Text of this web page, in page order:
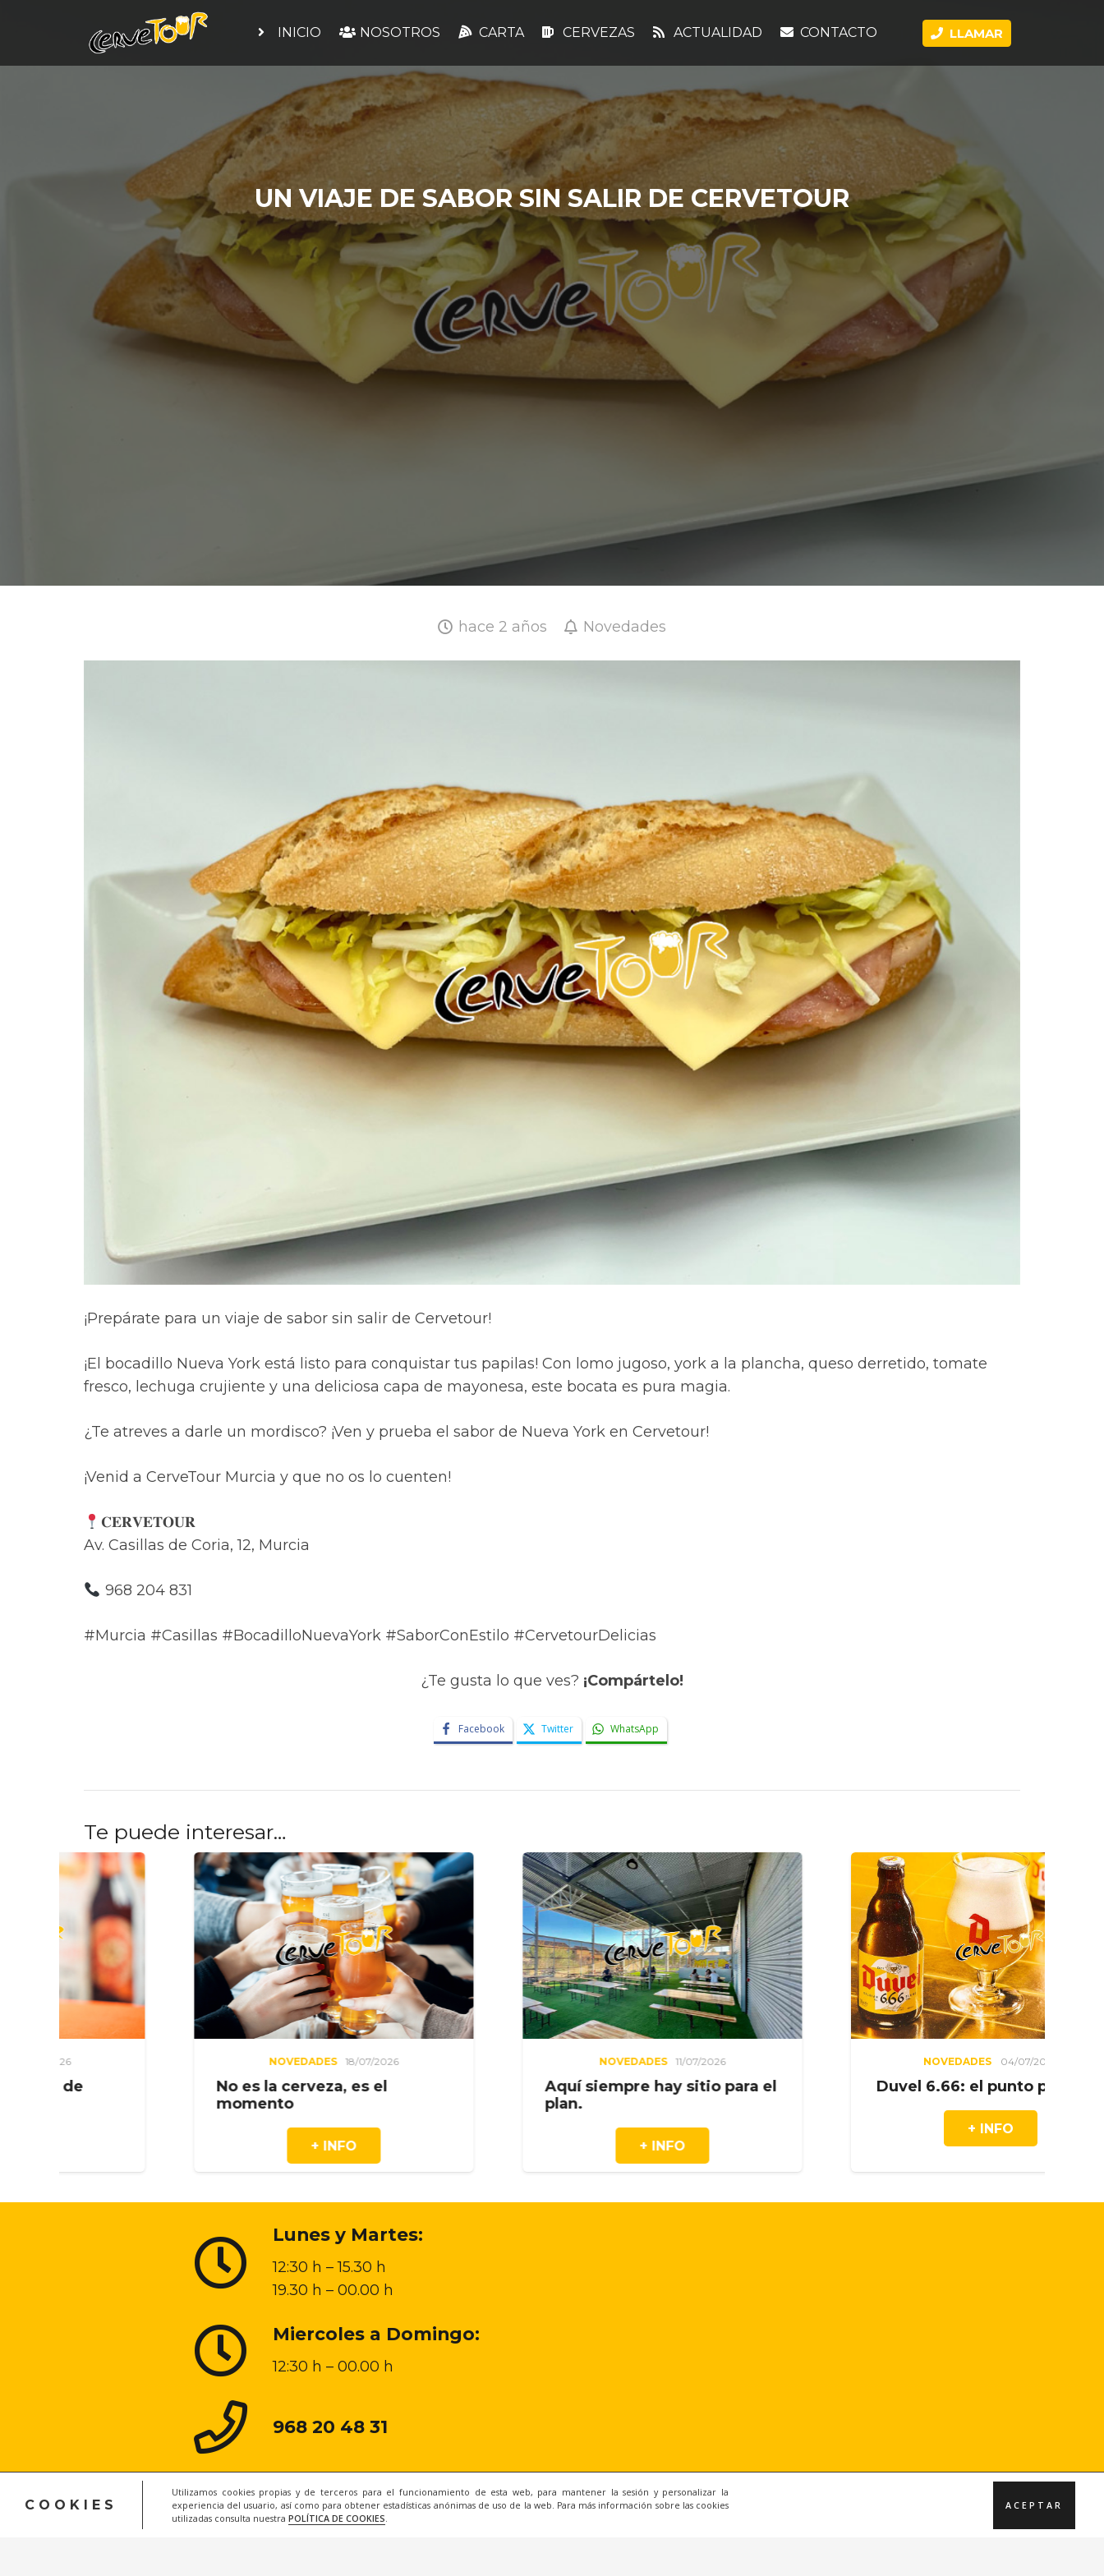
COOKIES
Utilizamos cookies propias y de terceros para el funcionamiento de esta web, para mantener la sesión y personalizar la
experiencia del usuario, así como para obtener estadísticas anónimas de uso de la web. Para más información sobre las cookies
utilizadas consulta nuestra POLÍTICA DE COOKIES
ACEPTAR
INICIO NOSOTROS CARTA CERVEZAS ACTUALIDAD CONTACTO LLAMAR
UN VIAJE DE SABOR SIN SALIR DE CERVETOUR
hace 2 años Novedades
¡Prepárate para un viaje de sabor sin salir de Cervetour!
¡El bocadillo Nueva York está listo para conquistar tus papilas! Con lomo jugoso, york a la plancha, queso derretido, tomate
fresco, lechuga crujiente y una deliciosa capa de mayonesa, este bocata es pura magia.
¿Te atreves a darle un mordisco? ¡Ven y prueba el sabor de Nueva York en Cervetour!
¡Venid a CerveTour Murcia y que no os lo cuenten!
𝐂𝐄𝐑𝐕𝐄𝐓𝐎𝐔𝐑
Av. Casillas de Coria, 12, Murcia
968 204 831
#Murcia #Casillas #BocadilloNuevaYork #SaborConEstilo #CervetourDelicias
¿Te gusta lo que ves? ¡Compártelo!
Facebook Twitter WhatsApp
Te puede interesar…
18/07/2026
No es la cerveza, es el
11/07/2026
Aquí siempre hay sitio para el
04/07/2026
Duvel 6.66: el punto perfecto
Lunes y Martes:
12:30 h – 15.30 h
19.30 h – 00.00 h
Miercoles a Domingo:
12:30 h – 00.00 h
968 20 48 31